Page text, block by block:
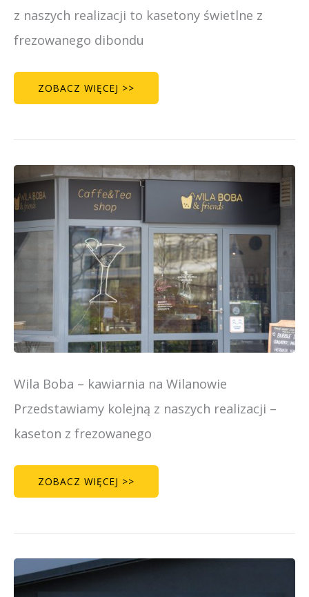
z naszych realizacji to kasetony świetlne z
frezowanego dibondu
ZOBACZ WIĘCEJ >>
Wila Boba – kawiarnia na Wilanowie
Przedstawiamy kolejną z naszych realizacji –
kaseton z frezowanego
WILA
BOBA
KAWIARNIA
WILANOWIE
ZOBACZ WIĘCEJ >>
CHOBOT
MEAT
–
LITERY